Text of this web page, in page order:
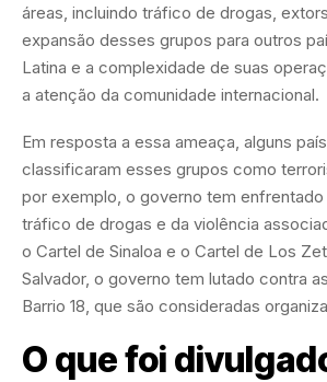
áreas, incluindo tráfico de drogas,
expansão desses grupos para outros
Latina e a complexidade de suas
a atenção da comunidade internacional.
Em resposta a essa ameaça, alguns
classificaram esses grupos como
por exemplo, o governo tem
tráfico de drogas e da violência
o Cartel de Sinaloa e o Cartel de Los
Salvador, o governo tem lutado contra
Barrio 18, que são consideradas
O que foi